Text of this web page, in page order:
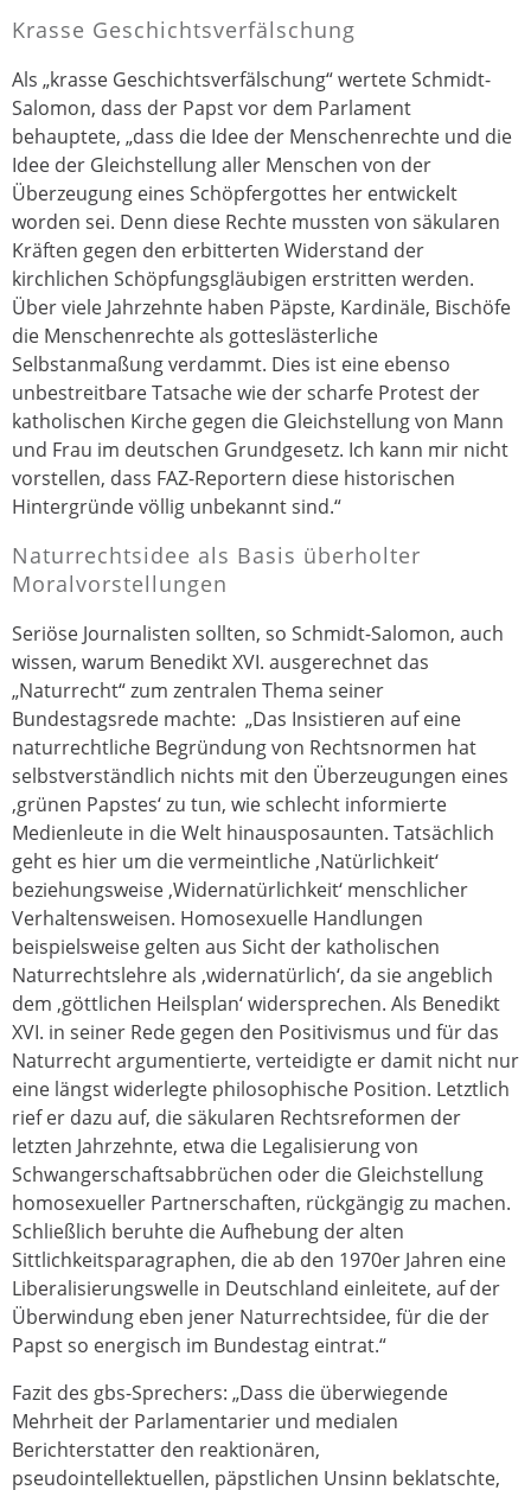
Krasse Geschichtsverfälschung
Als „krasse Geschichtsverfälschung“ wertete Schmidt-
Salomon, dass der Papst vor dem Parlament
behauptete, „dass die Idee der Menschenrechte und die
Idee der Gleichstellung aller Menschen von der
Überzeugung eines Schöpfergottes her entwickelt
worden sei. Denn diese Rechte mussten von säkularen
Kräften gegen den erbitterten Widerstand der
kirchlichen Schöpfungsgläubigen erstritten werden.
Über viele Jahrzehnte haben Päpste, Kardinäle, Bischöfe
die Menschenrechte als gotteslästerliche
Selbstanmaßung verdammt. Dies ist eine ebenso
unbestreitbare Tatsache wie der scharfe Protest der
katholischen Kirche gegen die Gleichstellung von Mann
und Frau im deutschen Grundgesetz. Ich kann mir nicht
vorstellen, dass FAZ-Reportern diese historischen
Hintergründe völlig unbekannt sind.“
Naturrechtsidee als Basis überholter
Moralvorstellungen
Seriöse Journalisten sollten, so Schmidt-Salomon, auch
wissen, warum Benedikt XVI. ausgerechnet das
„Naturrecht“ zum zentralen Thema seiner
Bundestagsrede machte: „Das Insistieren auf eine
naturrechtliche Begründung von Rechtsnormen hat
selbstverständlich nichts mit den Überzeugungen eines
‚grünen Papstes‘ zu tun, wie schlecht informierte
Medienleute in die Welt hinausposaunten. Tatsächlich
geht es hier um die vermeintliche ‚Natürlichkeit‘
beziehungsweise ‚Widernatürlichkeit‘ menschlicher
Verhaltensweisen. Homosexuelle Handlungen
beispielsweise gelten aus Sicht der katholischen
Naturrechtslehre als ‚widernatürlich‘, da sie angeblich
dem ‚göttlichen Heilsplan‘ widersprechen. Als Benedikt
XVI. in seiner Rede gegen den Positivismus und für das
Naturrecht argumentierte, verteidigte er damit nicht nur
eine längst widerlegte philosophische Position. Letztlich
rief er dazu auf, die säkularen Rechtsreformen der
letzten Jahrzehnte, etwa die Legalisierung von
Schwangerschaftsabbrüchen oder die Gleichstellung
homosexueller Partnerschaften, rückgängig zu machen.
Schließlich beruhte die Aufhebung der alten
Sittlichkeitsparagraphen, die ab den 1970er Jahren eine
Liberalisierungswelle in Deutschland einleitete, auf der
Überwindung eben jener Naturrechtsidee, für die der
Papst so energisch im Bundestag eintrat.“
Fazit des gbs-Sprechers: „Dass die überwiegende
Mehrheit der Parlamentarier und medialen
Berichterstatter den reaktionären,
pseudointellektuellen, päpstlichen Unsinn beklatschte,